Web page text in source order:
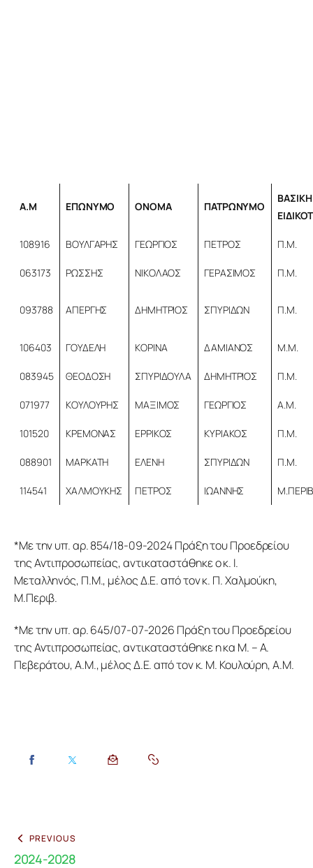
Α.Μ ΕΠΩΝΥΜΟ ΟΝΟΜΑ ΠΑΤΡΩΝΥΜΟ
ΒΑΣΙΚΗ
108916 ΒΟΥΛΓΑΡΗΣ ΓΕΩΡΓΙΟΣ ΠΕΤΡΟΣ Π.Μ.
063173 ΡΩΣΣΗΣ ΝΙΚΟΛΑΟΣ ΓΕΡΑΣΙΜΟΣ Π.Μ.
093788 ΑΠΕΡΓΗΣ ΔΗΜΗΤΡΙΟΣ ΣΠΥΡΙΔΩΝ Π.Μ.
106403 ΓΟΥΔΕΛΗ ΚΟΡΙΝΑ ΔΑΜΙΑΝΟΣ Μ.Μ.
083945 ΘΕΟΔΟΣΗ ΣΠΥΡΙΔΟΥΛΑ ΔΗΜΗΤΡΙΟΣ Π.Μ.
071977 ΚΟΥΛΟΥΡΗΣ ΜΑΞΙΜΟΣ ΓΕΩΡΓΙΟΣ Α.Μ.
101520 ΚΡΕΜΟΝΑΣ ΕΡΡΙΚΟΣ ΚΥΡΙΑΚΟΣ Π.Μ.
088901 ΜΑΡΚΑΤΗ ΕΛΕΝΗ ΣΠΥΡΙΔΩΝ Π.Μ.
114541 ΧΑΛΜΟΥΚΗΣ ΠΕΤΡΟΣ ΙΩΑΝΝΗΣ
*Με την υπ. αρ. 854/18-09-2024 Πράξη του Προεδρείου
της Αντιπροσωπείας, αντικαταστάθηκε ο κ. Ι.
Μεταλληνός, Π.Μ., μέλος Δ.Ε. από τον κ. Π. Χαλμούκη,
Μ.Περιβ.
*Με την υπ. αρ. 645/07-07-2026 Πράξη του Προεδρείου
της Αντιπροσωπείας, αντικαταστάθηκε η κα Μ. – Α.
Πεβεράτου, Α.Μ., μέλος Δ.Ε. από τον κ. Μ. Κουλούρη, Α.Μ.
PREVIOUS
2024-2028